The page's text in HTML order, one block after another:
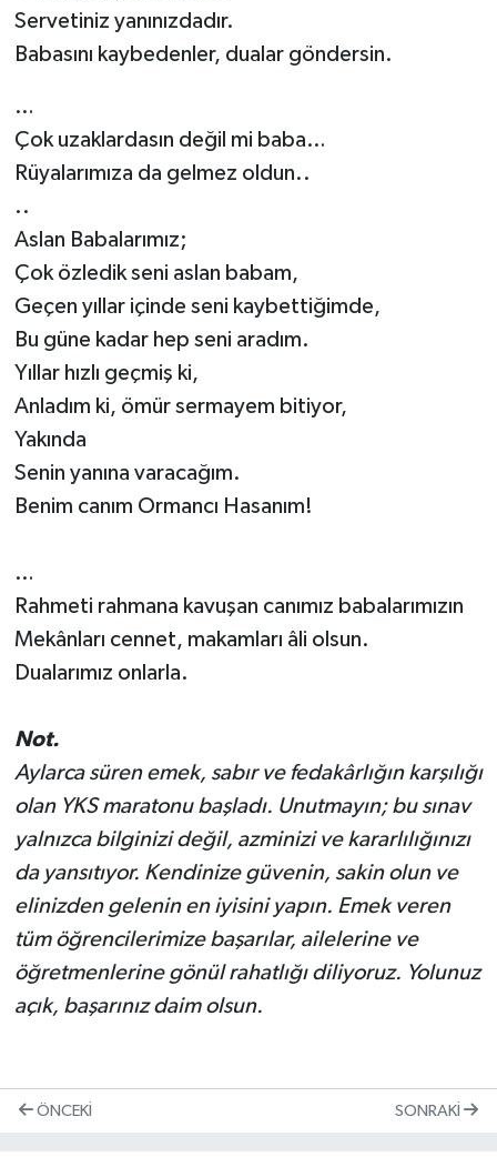
Servetiniz yanınızdadır.
Babasını kaybedenler, dualar göndersin.
…
Çok uzaklardasın değil mi baba…
Rüyalarımıza da gelmez oldun..
..
Aslan Babalarımız;
Çok özledik seni aslan babam,
Geçen yıllar içinde seni kaybettiğimde,
Bu güne kadar hep seni aradım.
Yıllar hızlı geçmiş ki,
Anladım ki, ömür sermayem bitiyor,
Yakında
Senin yanına varacağım.
Benim canım Ormancı Hasanım!
…
Rahmeti rahmana kavuşan canımız babalarımızın
Mekânları cennet, makamları âli olsun.
Dualarımız onlarla.
Not.
Aylarca süren emek, sabır ve fedakârlığın karşılığı
olan YKS maratonu başladı. Unutmayın; bu sınav
yalnızca bilginizi değil, azminizi ve kararlılığınızı
da yansıtıyor. Kendinize güvenin, sakin olun ve
elinizden gelenin en iyisini yapın. Emek veren
tüm öğrencilerimize başarılar, ailelerine ve
öğretmenlerine gönül rahatlığı diliyoruz. Yolunuz
açık, başarınız daim olsun.
ÖNCEKI SONRAKI